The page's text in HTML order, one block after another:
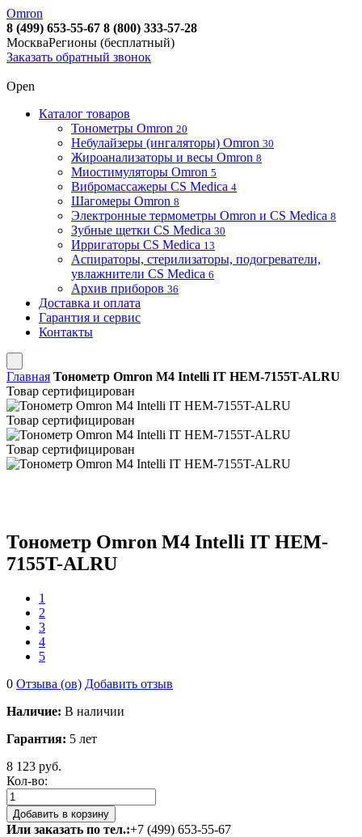
Omron
8 (499) 653-55-67 8 (800) 333-57-28
МоскваРегионы (бесплатный)
Заказать обратный звонок
Open
Каталог товаров
Тонометры Omron 20
Небулайзеры (ингаляторы) Omron 30
Жироанализаторы и весы Omron 8
Миостимуляторы Omron 5
Вибромассажеры CS Medica 4
Шагомеры Omron 8
Электронные термометры Omron и CS Medica 8
Зубные щетки CS Medica 30
Ирригаторы CS Medica 13
Аспираторы, стерилизаторы, подогреватели,
увлажнители CS Medica 6
Архив приборов 36
Доставка и оплата
Гарантия и сервис
Контакты
Главная Тонометр Omron M4 Intelli IT HEM-7155T-ALRU
Товар сертифицирован
Товар сертифицирован
Товар сертифицирован
Тонометр Omron M4 Intelli IT HEM-
7155T-ALRU
1
2
3
4
5
0 Отзыва (ов) Добавить отзыв
Наличие: В наличии
Гарантия: 5 лет
8 123 руб.
Кол-во:
Или заказать по тел.:+7 (499) 653-55-67